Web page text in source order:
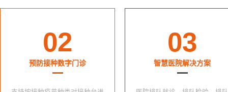
02
预防接种数字门诊
03
智慧医院解决方案